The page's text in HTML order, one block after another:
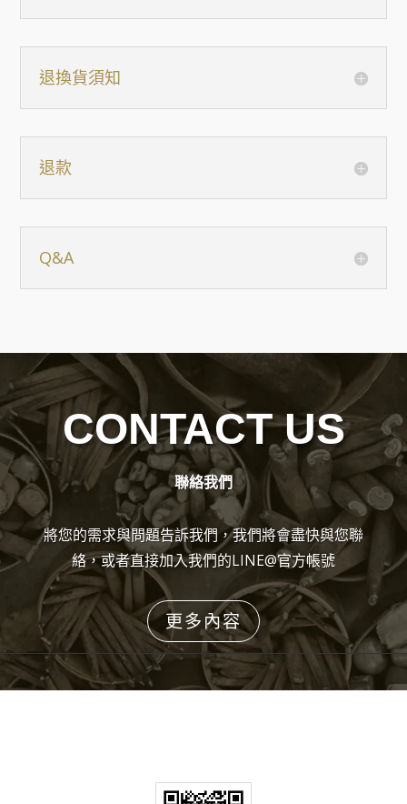
退換貨須知
退款
Q&A
CONTACT US
聯絡我們
將您的需求與問題告訴我們，我們將會盡快與您聯
絡，或者直接加入我們的LINE@官方帳號
更多內容